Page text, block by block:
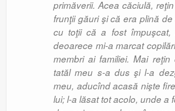
primăverii. Acea căciulă,
frunţii găuri şi că era plină
cu toţii că a fost împuşcat,
deoarece mi-a marcat
membri ai familiei. Mai
tatăl meu s-a dus şi l-a
meu, aducînd acasă nişte
lui; l-a lăsat tot acolo, unde a